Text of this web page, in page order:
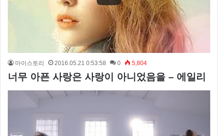
마이스토리 2016.05.21 0:53:58 0 5,804
너무 아픈 사랑은 사랑이 아니었음을 – 에일리